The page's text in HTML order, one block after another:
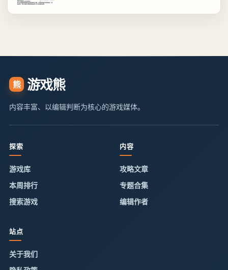
熊 游戏熊
内容丰富、以编辑判断为核心的游戏媒体。
探索
游戏库
本周排行
搜索游戏
内容
攻略文章
专题合集
编辑作者
站点
关于我们